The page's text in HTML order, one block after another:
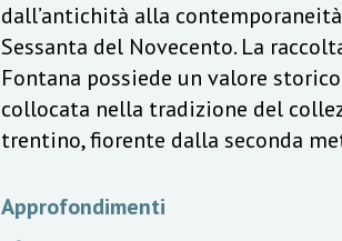
dall’antichità alla
Sessanta del Novecento. La
Fontana possiede un valore
collocata nella tradizione del
trentino, fiorente dalla seconda
Approfondimenti